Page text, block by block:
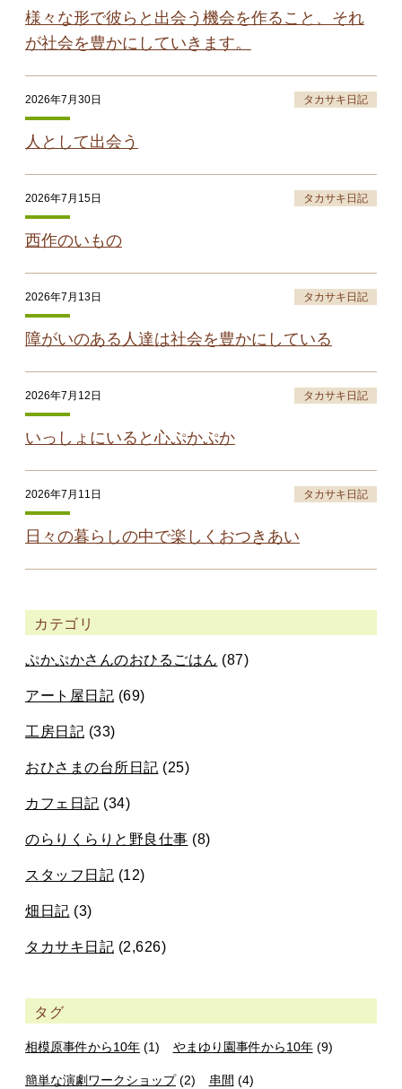
様々な形で彼らと出会う機会を作ること、それ
が社会を豊かにしていきます。
2026年7月30日 タカサキ日記
人として出会う
2026年7月15日 タカサキ日記
西作のいもの
2026年7月13日 タカサキ日記
障がいのある人達は社会を豊かにしている
2026年7月12日 タカサキ日記
いっしょにいると心ぷかぷか
2026年7月11日 タカサキ日記
日々の暮らしの中で楽しくおつきあい
カテゴリ
ぷかぷかさんのおひるごはん (87)
アート屋日記 (69)
工房日記 (33)
おひさまの台所日記 (25)
カフェ日記 (34)
のらりくらりと野良仕事 (8)
スタッフ日記 (12)
畑日記 (3)
タカサキ日記 (2,626)
タグ
相模原事件から10年 (1) やまゆり園事件から10年(9)
簡単な演劇ワークショップ(2) 串間 (4)